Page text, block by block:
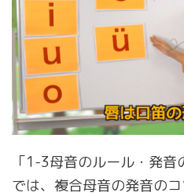
「1-3母音のルール・発音
では、複合母音の発音のコ